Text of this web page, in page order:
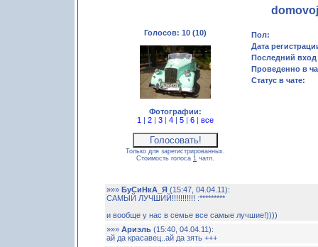
domovoj
Голосов: 10 (10)
Фотографии:
1 | 2 | 3 | 4 | 5 | 6 | все
Только для зарегистрированных.
Стоимость голоса 1 чатл.
Пол:
Дата
Последний вход
Проведенно в
Статус в чате:
»»» БуСиНкА_Я (15:47, 04.04.11):
САМЫЙ ЛУЧШИЙ!!!!!!!!!!! :*********
и вообще у нас в семье все самые лучшие!))))
»»» Ариэль (15:40, 04.04.11):
ай да красавец..ай да зять +++